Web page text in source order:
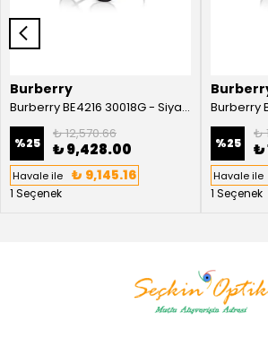
Burberry
Burberry BE4216 30018G - Siyah Kadın Güneş Gözlüğü
%25
₺ 12,570.66
₺ 9,428.00
Havale ile ₺ 9,145.16
1 Seçenek
%25
₺
₺
Havale ile
1 Seçenek